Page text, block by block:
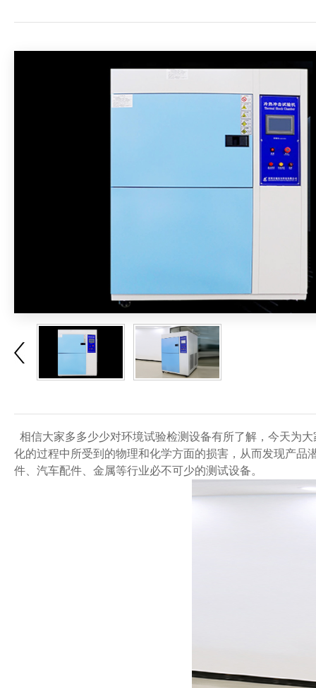
相信大家多多少少对环境试验检测设备有所了解，今天为
化的过程中所受到的物理和化学方面的损害，从而发现产
件、汽车配件、金属等行业必不可少的测试设备。